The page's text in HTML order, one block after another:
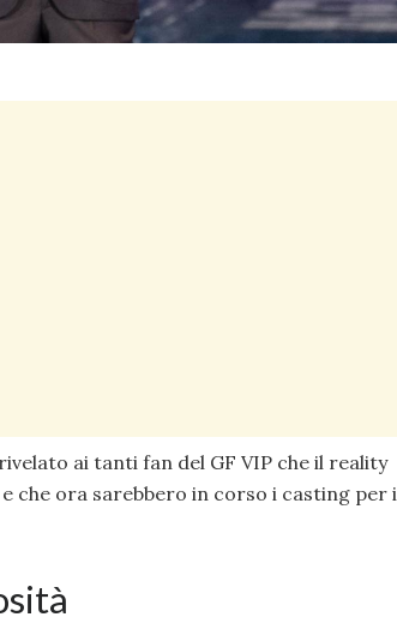
ai tanti fan del GF VIP che il reality
che ora sarebbero in corso i casting per i